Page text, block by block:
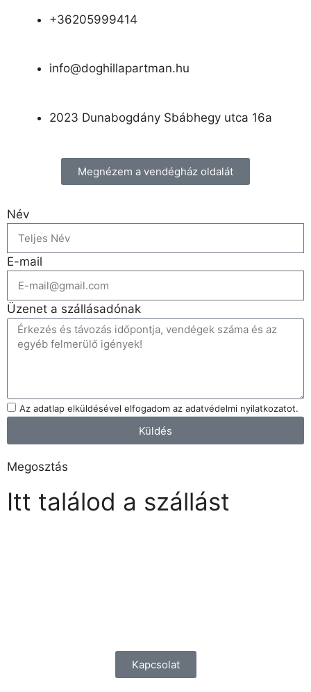
+36205999414
info@doghillapartman.hu
2023 Dunabogdány Sbábhegy utca 16a
Megnézem a vendégház oldalát
Név
E-mail
Üzenet a szállásadónak
Az adatlap elküldésével elfogadom az adatvédelmi nyilatkozatot.
Küldés
Megosztás
Itt találod a szállást
Kapcsolat